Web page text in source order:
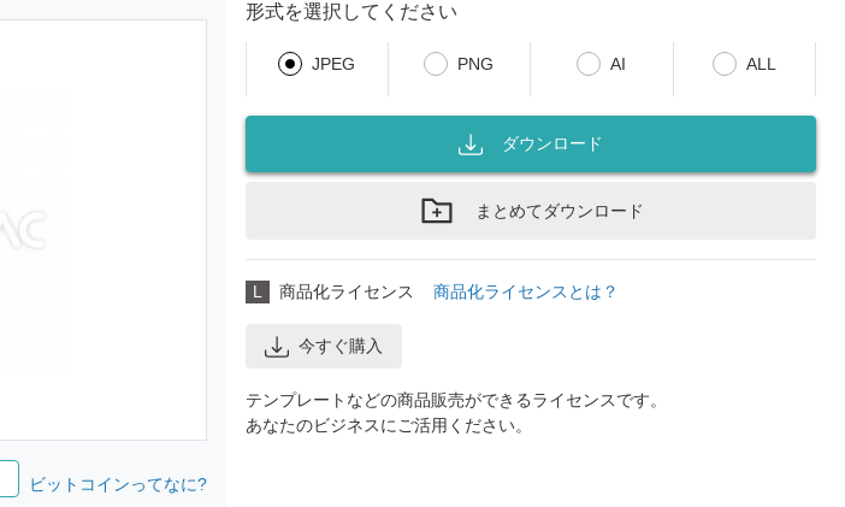
ビットコインってなに?
形式を選択してください
JPEG PNG AI ALL
ダウンロード
まとめてダウンロード
L 商品化ライセンス 商品化ライセンスとは？
今すぐ購入
テンプレートなどの商品販売ができるライセンスです。
あなたのビジネスにご活用ください。